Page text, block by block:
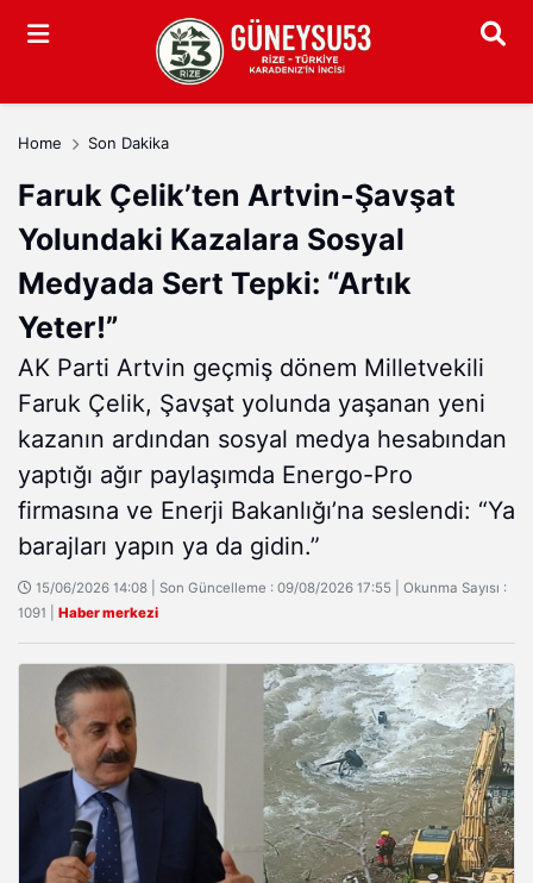
Arama
Home Son Dakika
Faruk Çelik’ten Artvin-Şavşat
Yolundaki Kazalara Sosyal
Medyada Sert Tepki: “Artık
Yeter!”
AK Parti Artvin geçmiş dönem Milletvekili
Faruk Çelik, Şavşat yolunda yaşanan yeni
kazanın ardından sosyal medya hesabından
yaptığı ağır paylaşımda Energo-Pro
firmasına ve Enerji Bakanlığı’na seslendi: “Ya
barajları yapın ya da gidin.”
15/06/2026 14:08 | Son Güncelleme : 09/08/2026 17:55 | Okunma Sayısı :
1091 | Haber merkezi